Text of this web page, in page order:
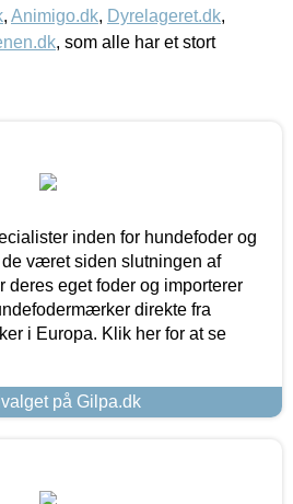
, Animigo.dk, Dyrelageret.dk,
, som alle har et stort
inden for hundefoder og
de været siden slutningen af
deres eget foder og importerer
direkte fra
i Europa. Klik her for at se
på Gilpa.dk